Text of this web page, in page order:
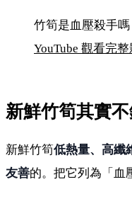
竹筍是血壓殺手嗎
YouTube 觀看完
新鮮竹筍其實
新鮮竹筍低熱量、高纖
友善的。把它列為「血